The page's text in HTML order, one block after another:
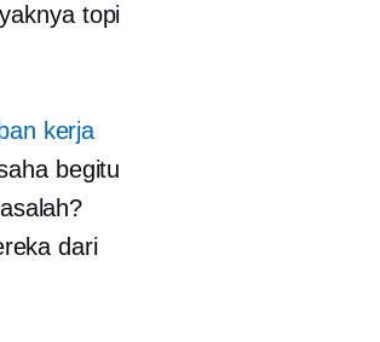
topi
kerja
begitu
dari